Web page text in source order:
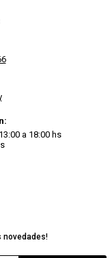
novedades!
a 18:00 hs